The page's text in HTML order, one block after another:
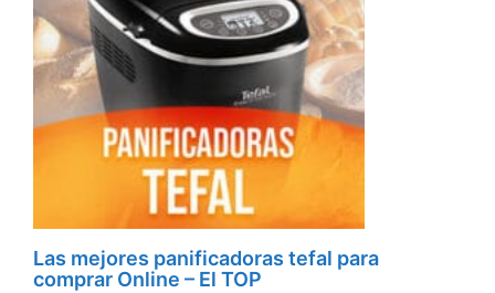
Las mejores panificadoras tefal para
comprar Online – El TOP